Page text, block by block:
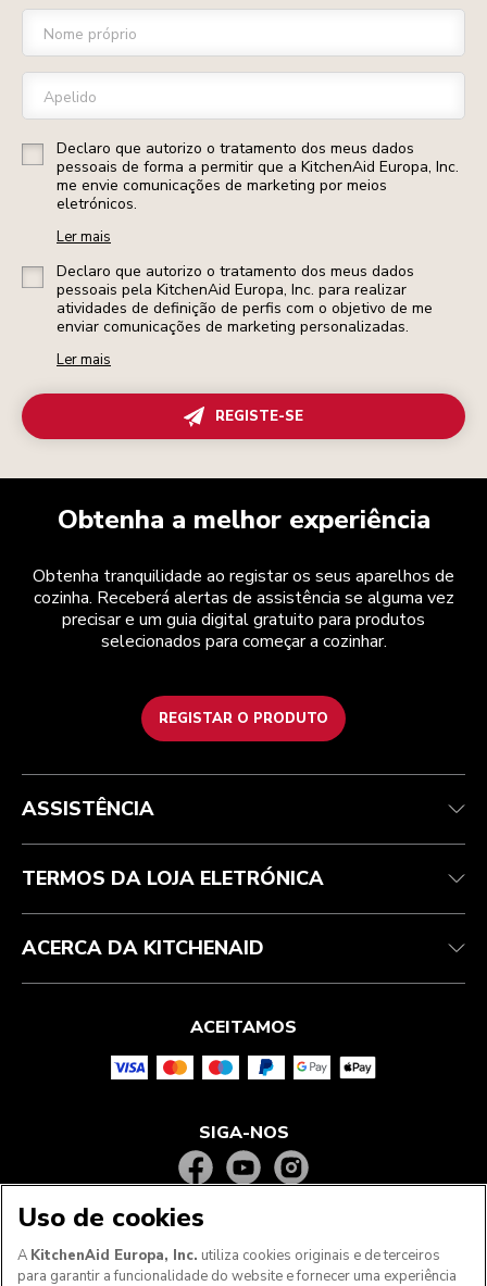
Nome próprio
Apelido
Declaro que autorizo o tratamento dos meus dados
pessoais de forma a permitir que a KitchenAid Europa, Inc.
me envie comunicações de marketing por meios
eletrónicos.
Ler mais
Declaro que autorizo o tratamento dos meus dados
pessoais pela KitchenAid Europa, Inc. para realizar
atividades de definição de perfis com o objetivo de me
enviar comunicações de marketing personalizadas.
Ler mais
REGISTE-SE
Obtenha a melhor experiência
Obtenha tranquilidade ao registar os seus aparelhos de
cozinha. Receberá alertas de assistência se alguma vez
precisar e um guia digital gratuito para produtos
selecionados para começar a cozinhar.
REGISTAR O PRODUTO
Health Check
Atendimento ao cliente
Acompanhar a sua encomenda
Garantia e documentos
Perguntas frequentes
Termos e condições
Envio e entrega
Devoluções e reembolsos
Marca
ODR
A marca
A nossa história
ASSISTÊNCIA
TERMOS DA LOJA ELETRÓNICA
ACERCA DA KITCHENAID
ACEITAMOS
SIGA-NOS
Uso de cookies
A KitchenAid Europa, Inc. utiliza cookies originais e de terceiros
para garantir a funcionalidade do website e fornecer uma experiência